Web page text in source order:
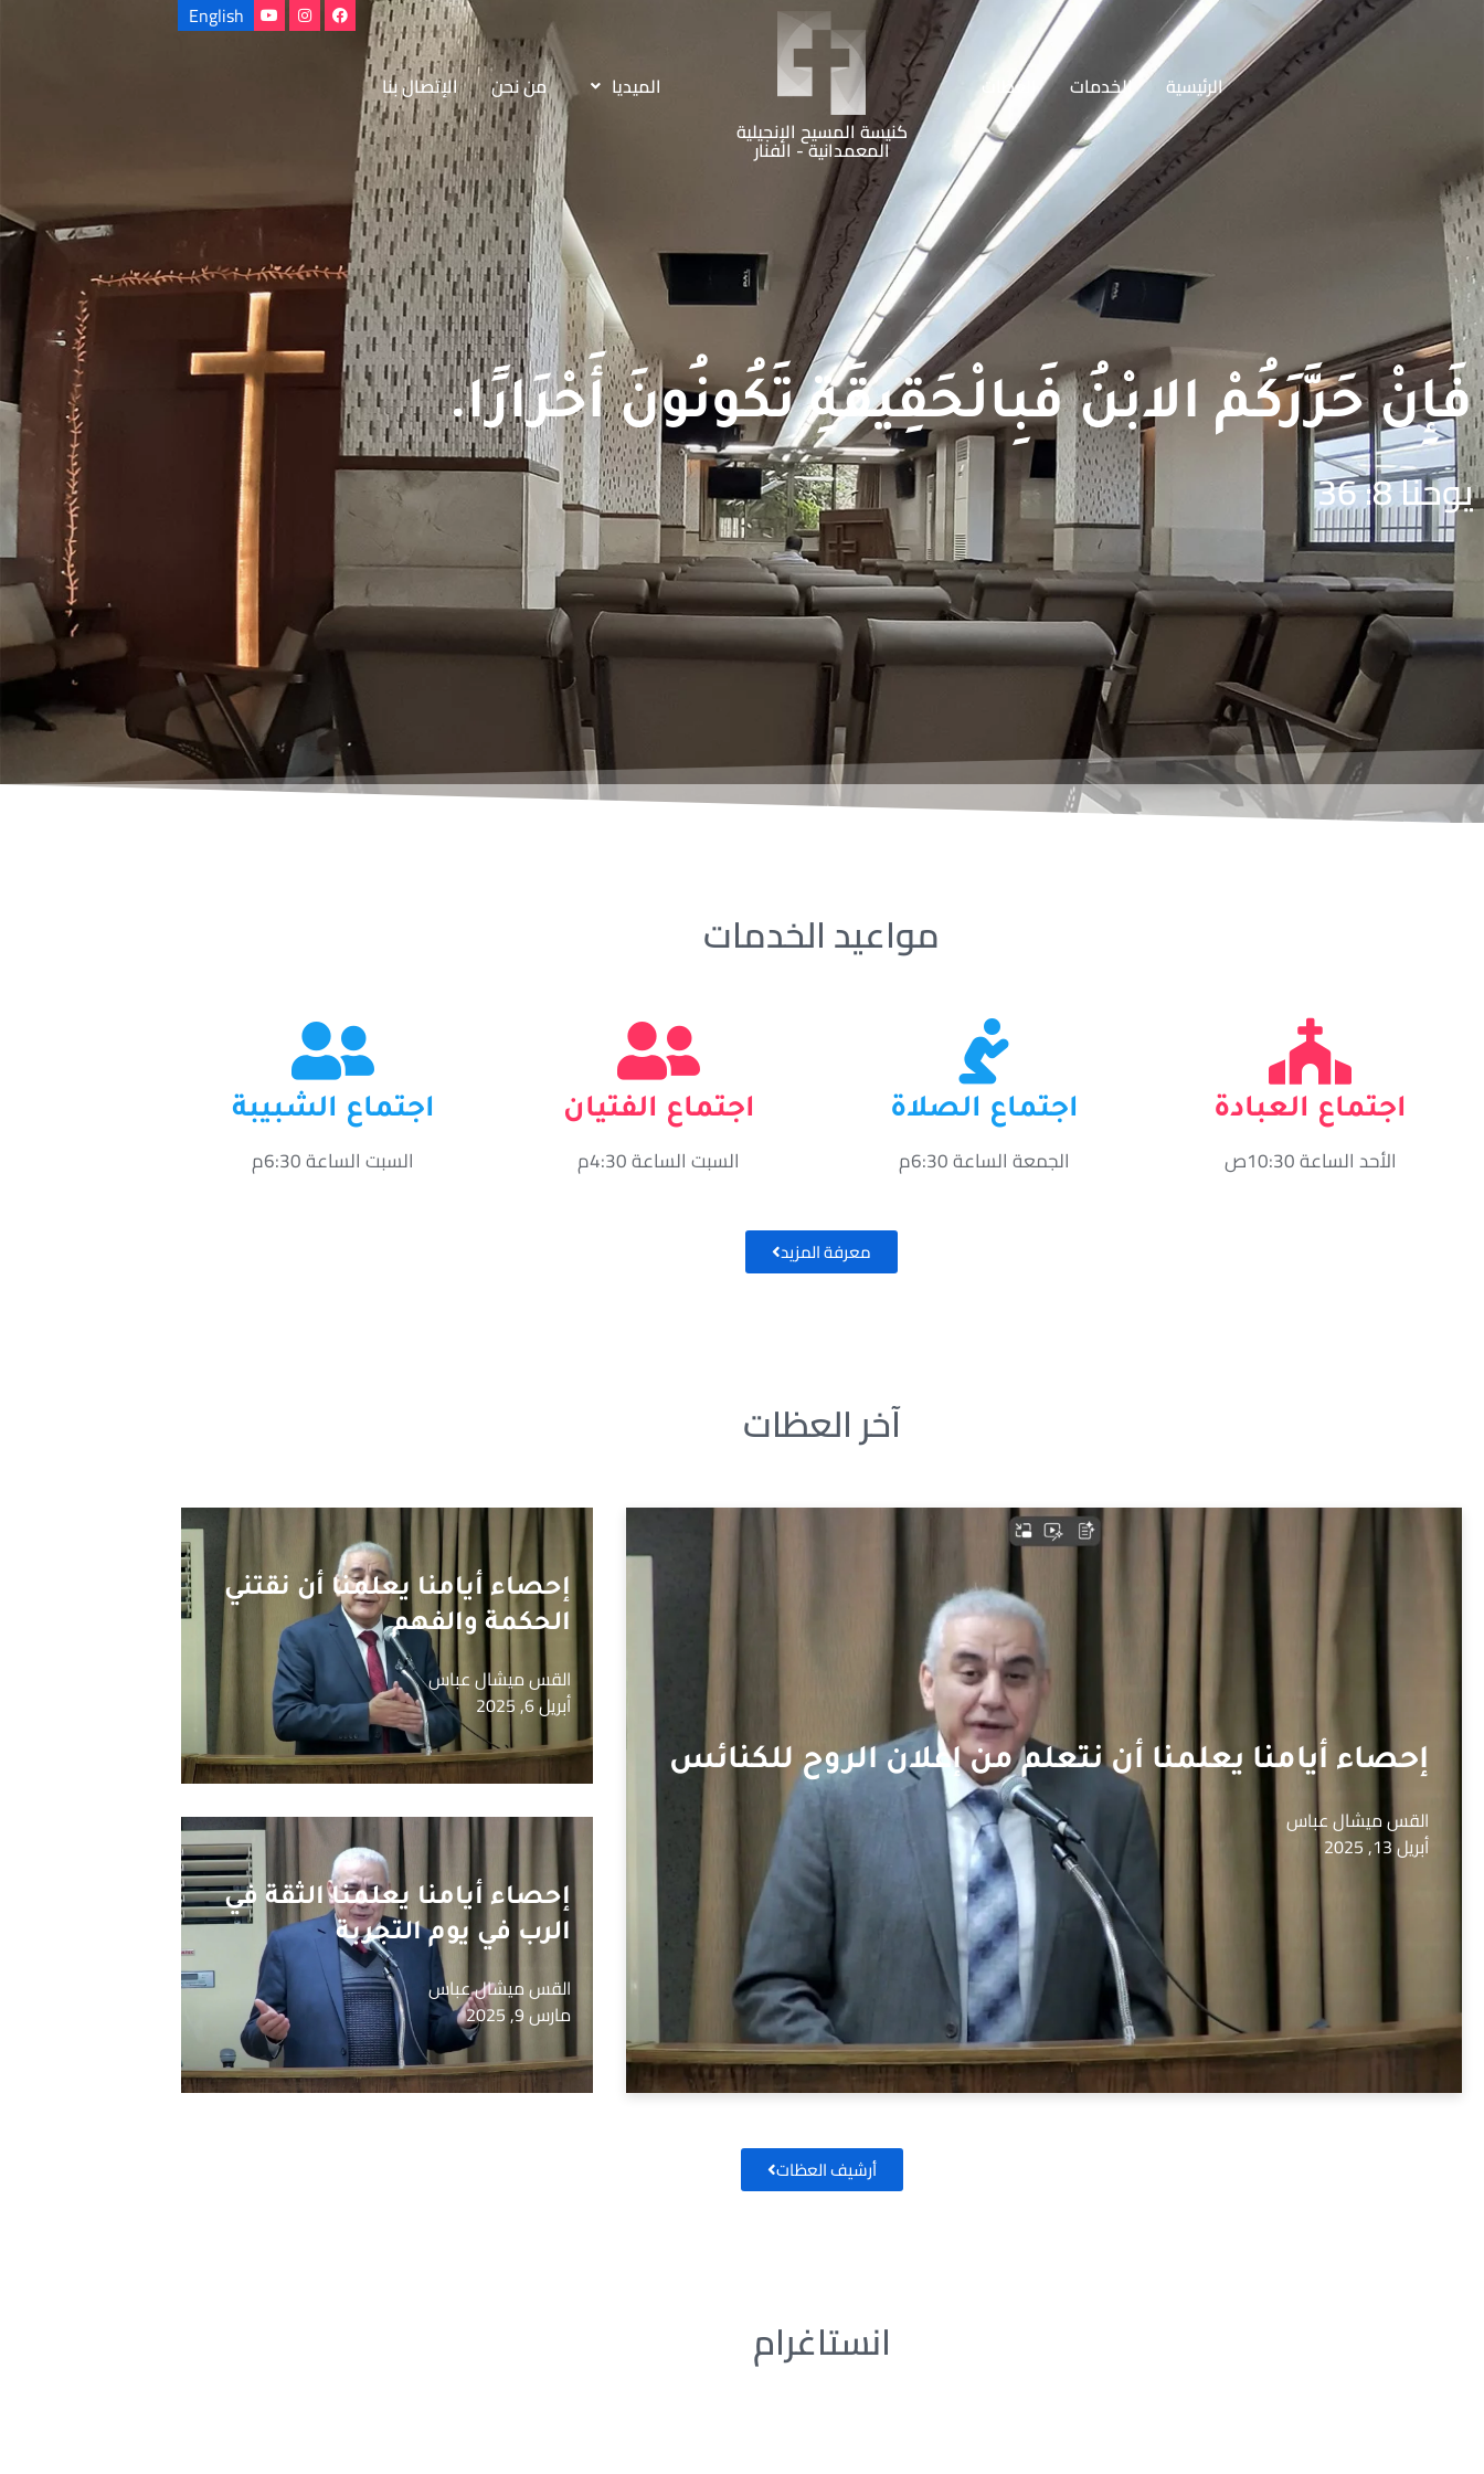
الرئيسية الخدمات
العظات
كنيسة المسيح الإنجيلية
المعمدانية - الفنار
English
الميديا من نحن الإتصال بنا
فَإِنْ حَرَّرَكُمْ الابْنُ فَبِالْحَقِيقَةِ تَكُونُونَ أَحْرَارًا.
يوحنا 8: 36
مواعيد الخدمات
اجتماع العبادة
الأحد الساعة 10:30ص
اجتماع الصلاة
الجمعة الساعة 6:30م
اجتماع الفتيان
السبت الساعة 4:30م
اجتماع الشبيبة
السبت الساعة 6:30م
معرفة المزيد
آخر العظات
إحصاء أيامنا يعلمنا أن نتعلم من إعلان الروح للكنائس
القس ميشال عباس
أبريل 13, 2025
إحصاء أيامنا يعلمنا أن نقتني
الحكمة والفهم
القس ميشال عباس
أبريل 6, 2025
إحصاء أيامنا يعلمنا الثقة في
الرب في يوم التجربة
القس ميشال عباس
مارس 9, 2025
أرشيف العظات
انستاغرام